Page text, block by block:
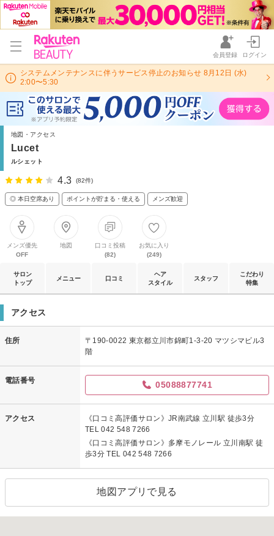
会員登録 ログイン
システムメンテナンスに伴うサービス停止のお知らせ 8月12日 (水)
2:00〜5:30
地図・アクセス
Lucet
ルシェット
4.3 (82件)
◎ 本日空席あり ポイントが貯まる・使える メンズ歓迎
メンズ優先
OFF
地図
口コミ投稿
(82)
お気に入り
(249)
サロン
トップ
メニュー 口コミ
ヘア
スタイル
スタッフ
こだわり
特集
アクセス
住所
〒190-0022 東京都立川市錦町1-3-20 マツシマビル3
階
電話番号 05088877741
アクセス
《口コミ高評価サロン》JR南武線 立川駅 徒歩3分
TEL 042 548 7266
《口コミ高評価サロン》多摩モノレール 立川南駅 徒
歩3分 TEL 042 548 7266
地図アプリで見る